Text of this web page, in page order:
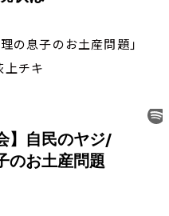
理の息子のお土産問題」
上チキ